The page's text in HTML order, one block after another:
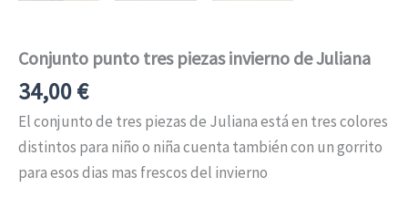
Conjunto punto tres piezas invierno de Juliana
34,00€
El conjunto de tres piezas de Juliana está en tres colores
distintos para niño o niña cuenta también con un gorrito
para esos dias mas frescos del invierno